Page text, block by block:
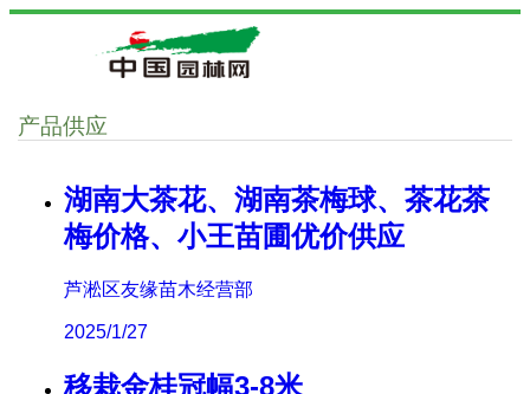
产品供应
湖南大茶花、湖南茶梅球、茶花茶
梅价格、小王苗圃优价供应
芦淞区友缘苗木经营部
2025/1/27
移栽金桂冠幅3-8米